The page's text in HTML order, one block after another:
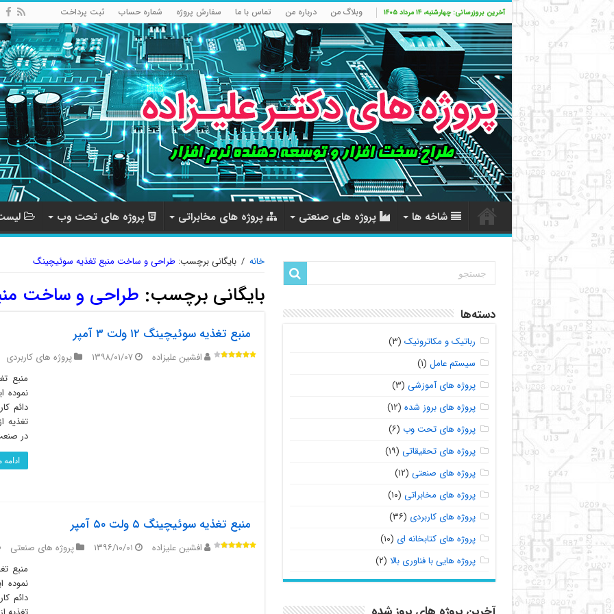
آخرین بروزرسانی: چهارشنبه، ۱۴ مرداد ۱۴۰۵ وبلاگ من درباره من تماس با ما سفارش پروژه شماره حساب ثبت پرداخت
شاخه ها پروژه های صنعتی پروژه های مخابراتی پروژه های تحت وب
خانه / بایگانی برچسب:طراحی و ساخت منبع تغذیه سوئیچینگ
بایگانی برچسب: طراحی و ساخت
منبع تغذیه سوئیچینگ ۱۲ ولت ۳ آمپر
افشین علیزاده ۱۳۹۸/۰۱/۰۷ پروژه های کاربردی
تغذیه
در
منبع تغذیه سوئیچینگ ۵ ولت ۵۰ آمپر
افشین علیزاده ۱۳۹۶/۱۰/۰۱ پروژه های صنعتی
دسته‌ها
رباتیک و مکاترونیک (۳)
سیستم عامل (۱)
پروژه های آموزشی (۳)
پروژه های بروز شده (۱۲)
پروژه های تحت وب (۶)
پروژه های تحقیقاتی (۱۹)
پروژه های صنعتی (۱۲)
پروژه های مخابراتی (۱۰)
پروژه های کاربردی (۳۶)
پروژه های کتابخانه ای (۱۰)
پروژه هایی با فناوری بالا (۲)